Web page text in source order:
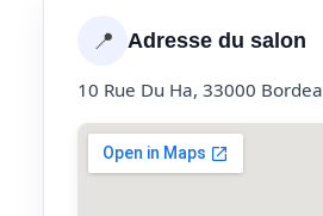
📍 Adresse du salon
10 Rue Du Ha, 33000